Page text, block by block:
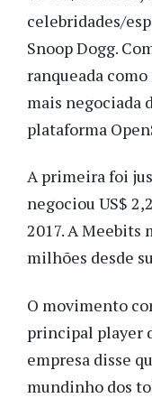
celebridades/
Snoop Dogg.
ranqueada
mais negociada
plataforma
A primeira foi
negociou US$
2017. A Meebits
milhões desde
O movimento
principal player
empresa disse
mundinho dos